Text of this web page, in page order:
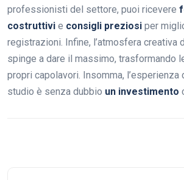
professionisti del settore, puoi ricevere
costruttivi e consigli preziosi per
registrazioni. Infine, l’atmosfera creativa
spinge a dare il massimo, trasformando
propri capolavori. Insomma, l’esperienza
studio è senza dubbio un investimento